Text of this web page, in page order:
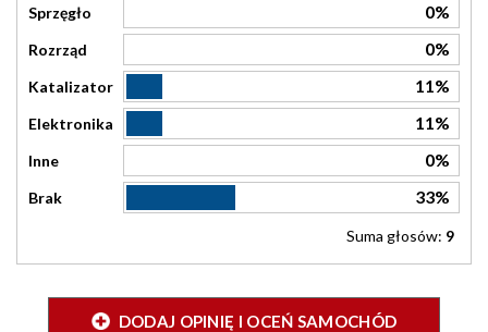
Sprzęgło 0%
Rozrząd 0%
Katalizator 11%
Elektronika 11%
Inne 0%
Brak 33%
Suma głosów: 9
DODAJ OPINIĘ I OCEŃ SAMOCHÓD